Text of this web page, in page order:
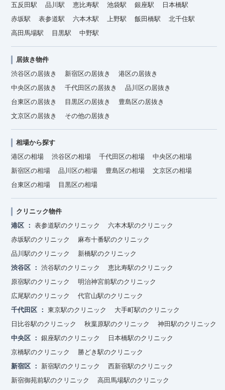
五反田駅
品川駅 恵比寿駅 池袋駅 銀座駅
日本橋駅
赤坂駅
表参道駅 六本木駅 上野駅 飯田橋駅
北千住駅
高田馬場駅
目黒駅 中野駅
居抜き物件
渋谷区の居抜き
新宿区の居抜き
港区の居抜き
中央区の居抜き
千代田区の居抜き
品川区の居抜き
台東区の居抜き
目黒区の居抜き
豊島区の居抜き
文京区の居抜き
その他の居抜き
相場から探す
港区の相場
渋谷区の相場 千代田区の相場
中央区の相場
新宿区の相場
品川区の相場 豊島区の相場
文京区の相場
台東区の相場
目黒区の相場
クリニック物件
港区
表参道駅のクリニック
六本木駅のクリニック
赤坂駅のクリニック
麻布十番駅のクリニック
品川駅のクリニック
新橋駅のクリニック
渋谷区
渋谷駅のクリニック
恵比寿駅のクリニック
原宿駅のクリニック
明治神宮前駅のクリニック
広尾駅のクリニック
代官山駅のクリニック
千代田区
東京駅のクリニック
大手町駅のクリニック
日比谷駅のクリニック
秋葉原駅のクリニック
神田駅のクリニック
中央区
銀座駅のクリニック
日本橋駅のクリニック
京橋駅のクリニック
勝どき駅のクリニック
新宿区
新宿駅のクリニック
西新宿駅のクリニック
新宿御苑前駅のクリニック
高田馬場駅のクリニック